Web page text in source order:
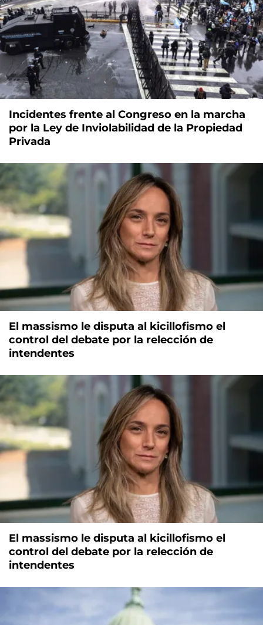
Incidentes frente al Congreso en la marcha
por la Ley de Inviolabilidad de la Propiedad
Privada
El massismo le disputa al kicillofismo el
control del debate por la relección de
intendentes
El massismo le disputa al kicillofismo el
control del debate por la relección de
intendentes